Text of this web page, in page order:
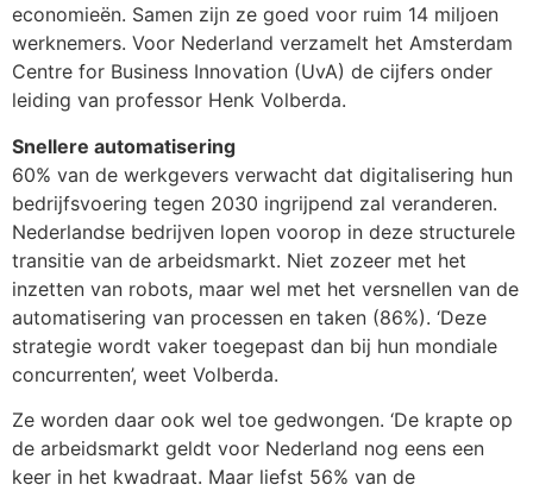
economieën. Samen zijn ze goed voor ruim 14 miljoen
werknemers. Voor Nederland verzamelt het Amsterdam
Centre for Business Innovation (UvA) de cijfers onder
leiding van professor Henk Volberda.
Snellere automatisering
60% van de werkgevers verwacht dat digitalisering hun
bedrijfsvoering tegen 2030 ingrijpend zal veranderen.
Nederlandse bedrijven lopen voorop in deze structurele
transitie van de arbeidsmarkt. Niet zozeer met het
inzetten van robots, maar wel met het versnellen van de
automatisering van processen en taken (86%). ‘Deze
strategie wordt vaker toegepast dan bij hun mondiale
concurrenten’, weet Volberda.
Ze worden daar ook wel toe gedwongen. ‘De krapte op
de arbeidsmarkt geldt voor Nederland nog eens een
keer in het kwadraat. Maar liefst 56% van de